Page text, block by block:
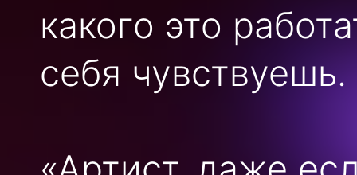
какого это
себя чувствуешь.